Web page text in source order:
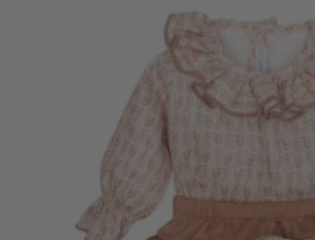
36,99 €
hasta
39,99 €